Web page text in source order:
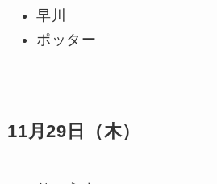
早川
ポッター
11月29日（木）